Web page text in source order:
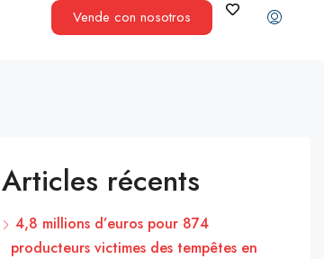
Vende con nosotros
Articles récents
4,8 millions d’euros pour 874
producteurs victimes des tempêtes en